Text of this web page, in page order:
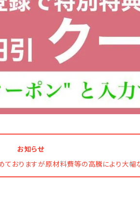
お知らせ
おりますが原材料費等の高騰により大幅